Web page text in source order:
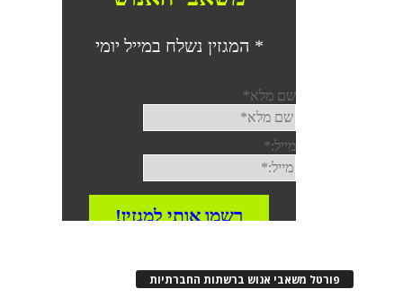
פורטל משאבי אנוש ברשתות החברתיות